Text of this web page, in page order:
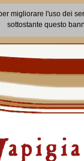
migliorare l'uso dei
sottostante questo